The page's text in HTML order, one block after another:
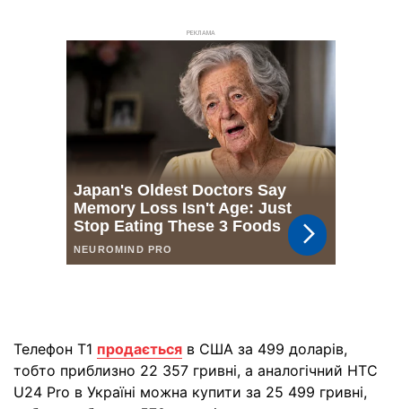
РЕКЛАМА
Телефон T1 продається в США за 499 доларів,
тобто приблизно 22 357 гривні, а аналогічний HTC
U24 Pro в Україні можна купити за 25 499 гривні,